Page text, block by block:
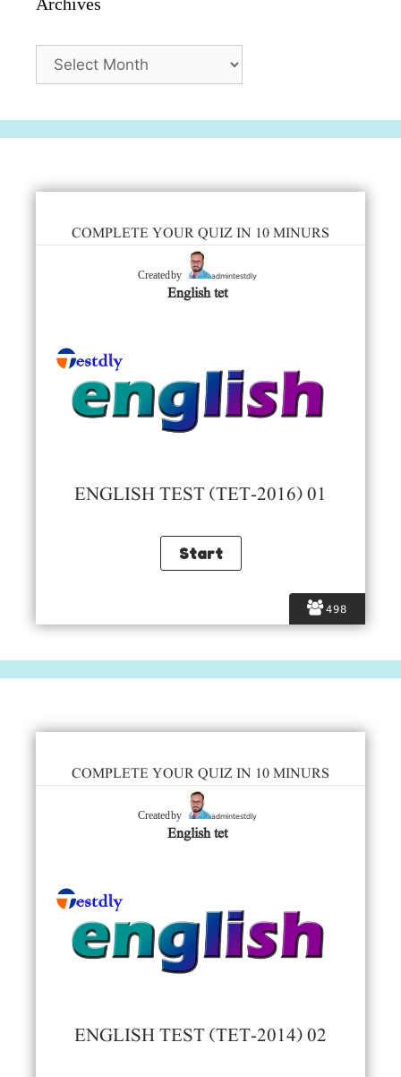
Archives
498
COMPLETE YOUR QUIZ IN 10 MINURS
Created by admintestdly
English tet
ENGLISH TEST (TET-2016) 01
COMPLETE YOUR QUIZ IN 10 MINURS
Created by admintestdly
English tet
ENGLISH TEST (TET-2014) 02